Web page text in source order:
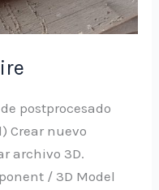
postprocesado
Crear nuevo
archivo 3D.
/ 3D Model